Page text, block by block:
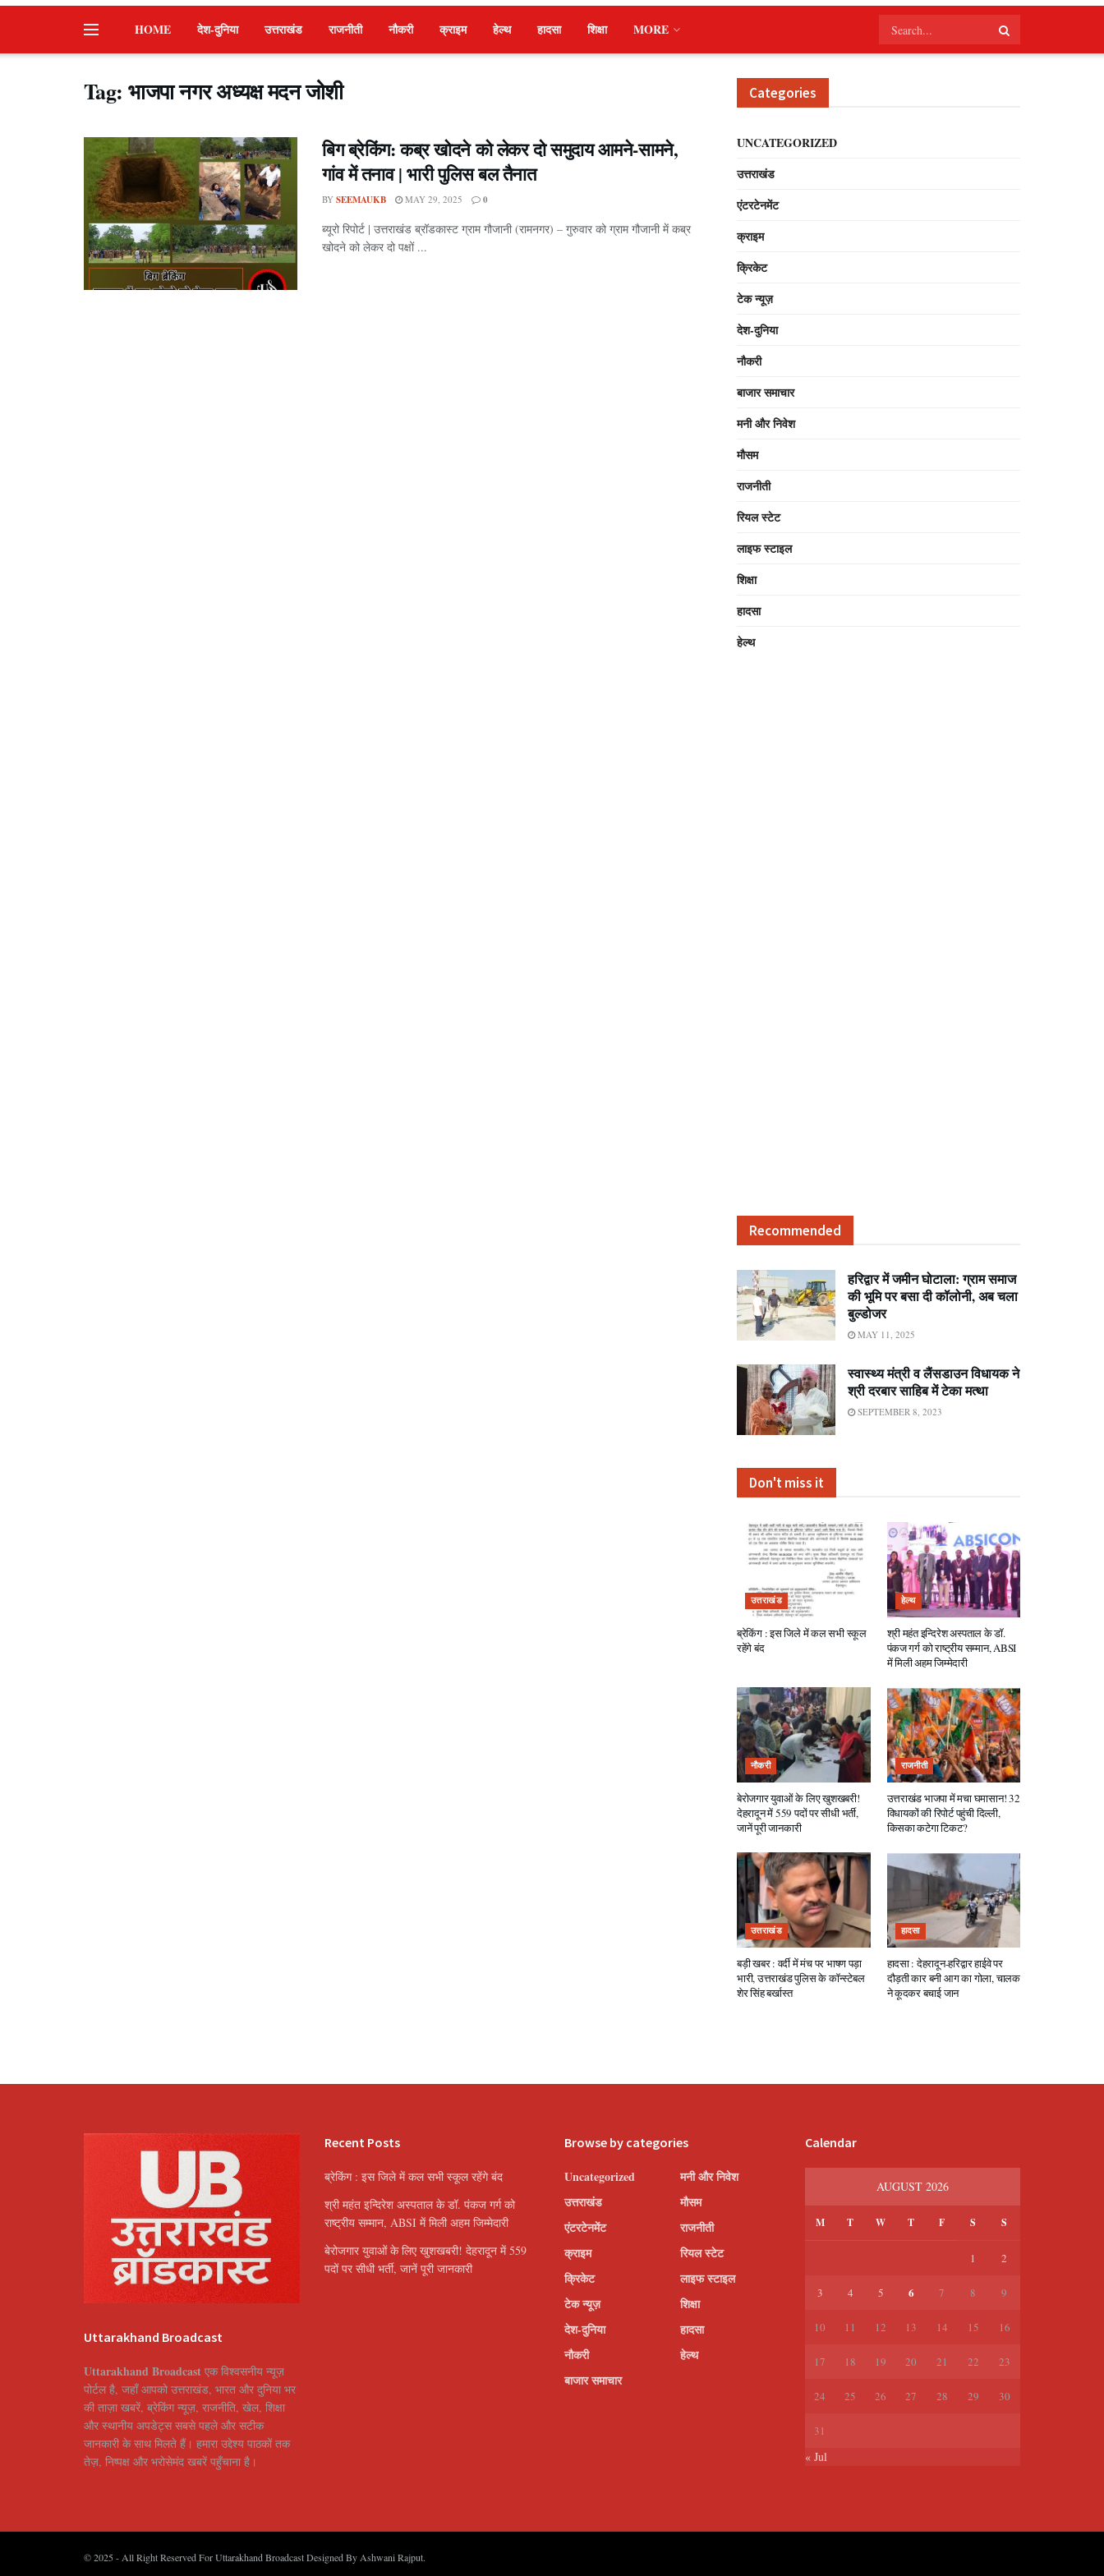
HOME देश-दुनिया उत्तराखंड राजनीती नौकरी क्राइम हेल्थ हादसा शिक्षा MORE
Tag:भाजपा नगर अध्यक्ष मदन जोशी
बिग ब्रेकिंग: कब्र खोदने को लेकर दो समुदाय आमने-सामने,
गांव में तनाव | भारी पुलिस बल तैनात
BY SEEMAUKB MAY 29, 2025 0
ब्यूरो रिपोर्ट | उत्तराखंड ब्रॉडकास्ट ग्राम गौजानी (रामनगर) – गुरुवार को ग्राम गौजानी में कब्र
खोदने को लेकर दो पक्षों ...
Categories
UNCATEGORIZED
उत्तराखंड
एंटरटेनमेंट
क्राइम
क्रिकेट
टेक न्यूज़
देश-दुनिया
नौकरी
बाजार समाचार
मनी और निवेश
मौसम
राजनीती
रियल स्टेट
लाइफ स्टाइल
शिक्षा
हादसा
हेल्थ
Recommended
हरिद्वार में जमीन घोटाला: ग्राम समाज
की भूमि पर बसा दी कॉलोनी, अब चला
बुल्डोजर
MAY 11, 2025
स्वास्थ्य मंत्री व लैंसडाउन विधायक ने
श्री दरबार साहिब में टेका मत्था
SEPTEMBER 8, 2023
Don't miss it
उत्तराखंड
ब्रेकिंग : इस जिले में कल सभी स्कूल
रहेंगे बंद
हेल्थ
श्री महंत इन्दिरेश अस्पताल के डॉ.
पंकज गर्ग को राष्ट्रीय सम्मान, ABSI
में मिली अहम जिम्मेदारी
नौकरी
बेरोजगार युवाओं के लिए खुशखबरी!
देहरादून में 559 पदों पर सीधी भर्ती,
जानें पूरी जानकारी
राजनीती
उत्तराखंड भाजपा में मचा घमासान! 32
विधायकों की रिपोर्ट पहुंची दिल्ली,
किसका कटेगा टिकट?
उत्तराखंड
बड़ी खबर : वर्दी में मंच पर भाषण पड़ा
भारी, उत्तराखंड पुलिस के कॉन्स्टेबल
शेर सिंह बर्खास्त
हादसा
हादसा : देहरादून-हरिद्वार हाईवे पर
दौड़ती कार बनी आग का गोला, चालक
ने कूदकर बचाई जान
Uttarakhand Broadcast
Uttarakhand Broadcast एक विश्वसनीय न्यूज़
पोर्टल है, जहाँ आपको उत्तराखंड, भारत और दुनिया भर
की ताज़ा खबरें, ब्रेकिंग न्यूज़, राजनीति, खेल, शिक्षा
और स्थानीय अपडेट्स सबसे पहले और सटीक
जानकारी के साथ मिलते हैं। हमारा उद्देश्य पाठकों तक
तेज़, निष्पक्ष और भरोसेमंद खबरें पहुँचाना है।
Recent Posts
ब्रेकिंग : इस जिले में कल सभी स्कूल रहेंगे बंद
श्री महंत इन्दिरेश अस्पताल के डॉ. पंकज गर्ग को
राष्ट्रीय सम्मान, ABSI में मिली अहम जिम्मेदारी
बेरोजगार युवाओं के लिए खुशखबरी! देहरादून में 559
पदों पर सीधी भर्ती, जानें पूरी जानकारी
Browse by categories
Uncategorized
उत्तराखंड
एंटरटेनमेंट
क्राइम
क्रिकेट
टेक न्यूज़
देश-दुनिया
नौकरी
बाजार समाचार
मनी और निवेश
मौसम
राजनीती
रियल स्टेट
लाइफ स्टाइल
शिक्षा
हादसा
हेल्थ
Calendar
AUGUST 2026
M T W T F S S
1 2
3 4 5 6 7 8 9
10 11 12 13 14 15 16
17 18 19 20 21 22 23
24 25 26 27 28 29 30
31
« Jul
© 2025 - All Right Reserved For Uttarakhand Broadcast Designed By Ashwani Rajput.